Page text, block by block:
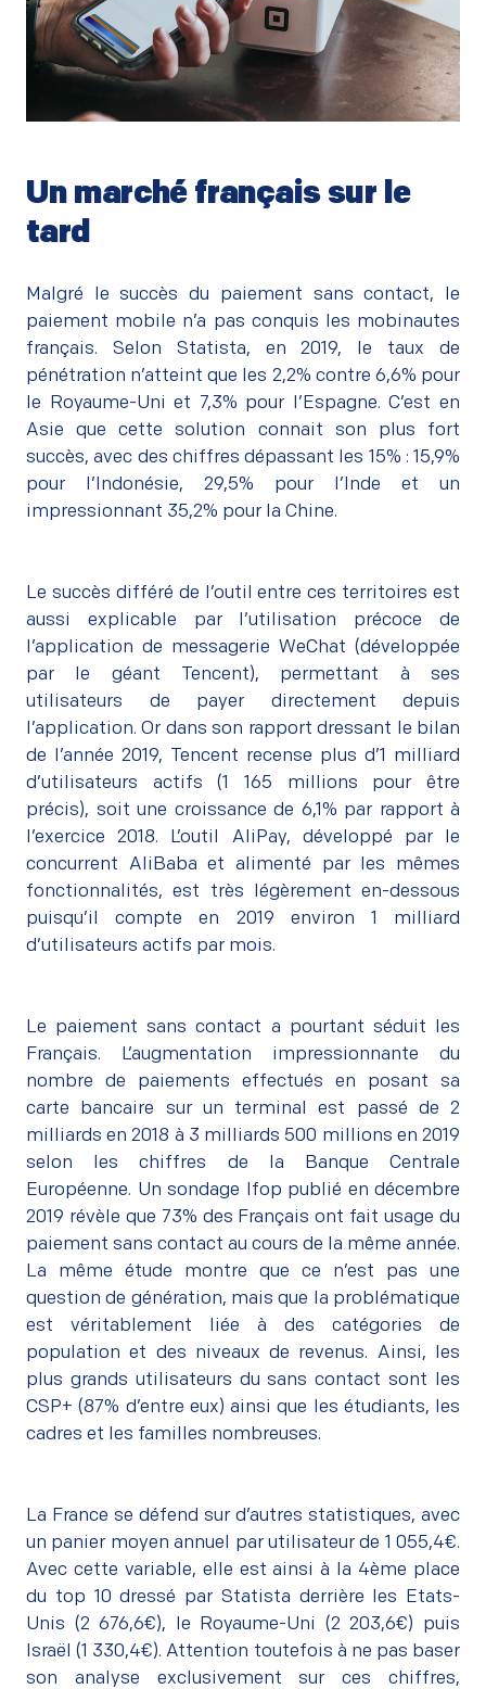
Un marché français sur le
tard
Malgré le succès du paiement sans contact, le
paiement mobile n’a pas conquis les mobinautes
français. Selon Statista, en 2019, le taux de
pénétration n’atteint que les 2,2% contre 6,6% pour
le Royaume-Uni et 7,3% pour l’Espagne. C’est en
Asie que cette solution connait son plus fort
succès, avec des chiffres dépassant les 15% : 15,9%
pour l’Indonésie, 29,5% pour l’Inde et un
impressionnant 35,2% pour la Chine.
Le succès différé de l’outil entre ces territoires est
aussi explicable par l’utilisation précoce de
l’application de messagerie WeChat (développée
par le géant Tencent), permettant à ses
utilisateurs de payer directement depuis
l’application. Or dans son rapport dressant le bilan
de l’année 2019, Tencent recense plus d’1 milliard
d’utilisateurs actifs (1 165 millions pour être
précis), soit une croissance de 6,1% par rapport à
l’exercice 2018. L’outil AliPay, développé par le
concurrent AliBaba et alimenté par les mêmes
fonctionnalités, est très légèrement en-dessous
puisqu’il compte en 2019 environ 1 milliard
d’utilisateurs actifs par mois.
Le paiement sans contact a pourtant séduit les
Français. L’augmentation impressionnante du
nombre de paiements effectués en posant sa
carte bancaire sur un terminal est passé de 2
milliards en 2018 à 3 milliards 500 millions en 2019
selon les chiffres de la Banque Centrale
Européenne. Un sondage Ifop publié en décembre
2019 révèle que 73% des Français ont fait usage du
paiement sans contact au cours de la même année.
La même étude montre que ce n’est pas une
question de génération, mais que la problématique
est véritablement liée à des catégories de
population et des niveaux de revenus. Ainsi, les
plus grands utilisateurs du sans contact sont les
CSP+ (87% d’entre eux) ainsi que les étudiants, les
cadres et les familles nombreuses.
La France se défend sur d’autres statistiques, avec
un panier moyen annuel par utilisateur de 1 055,4€.
Avec cette variable, elle est ainsi à la 4ème place
du top 10 dressé par Statista derrière les Etats-
Unis (2 676,6€), le Royaume-Uni (2 203,6€) puis
Israël (1 330,4€). Attention toutefois à ne pas baser
son analyse exclusivement sur ces chiffres,